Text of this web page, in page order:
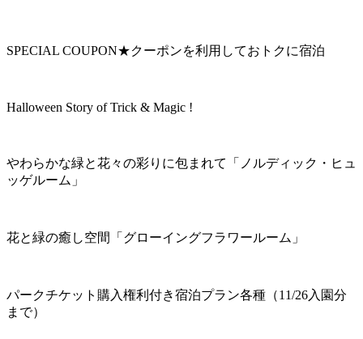
SPECIAL COUPON★クーポンを利用しておトクに宿泊
Halloween Story of Trick & Magic !
やわらかな緑と花々の彩りに包まれて「ノルディック・ヒュ
ッゲルーム」
花と緑の癒し空間「グローイングフラワールーム」
パークチケット購入権利付き宿泊プラン各種（11/26入園分
まで）